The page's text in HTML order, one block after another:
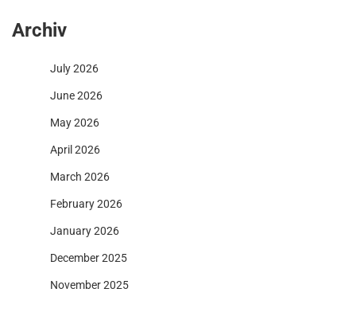
Archiv
July 2026
June 2026
May 2026
April 2026
March 2026
February 2026
January 2026
December 2025
November 2025